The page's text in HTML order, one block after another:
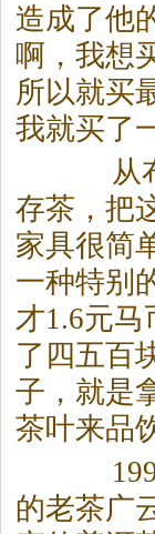
造成了他
啊，我想
所以就买
我就买了
从
存茶 ，把
家具很简
一种特别
才1.6元马
了四五百
子，就是
茶叶来品
1997
的老茶广